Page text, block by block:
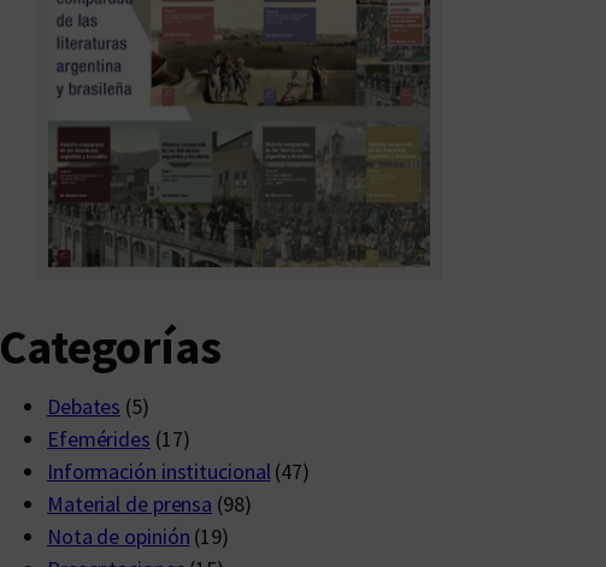
Categorías
Debates (5)
Efemérides (17)
Información institucional(47)
Material de prensa (98)
Nota de opinión (19)